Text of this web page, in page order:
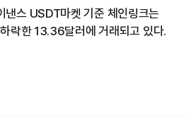
스 USDT마켓 기준 체인링크는
락한 13.36달러에 거래되고 있다.